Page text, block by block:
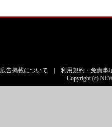
広告掲載について
利用規約・免責事
Copyright (c)